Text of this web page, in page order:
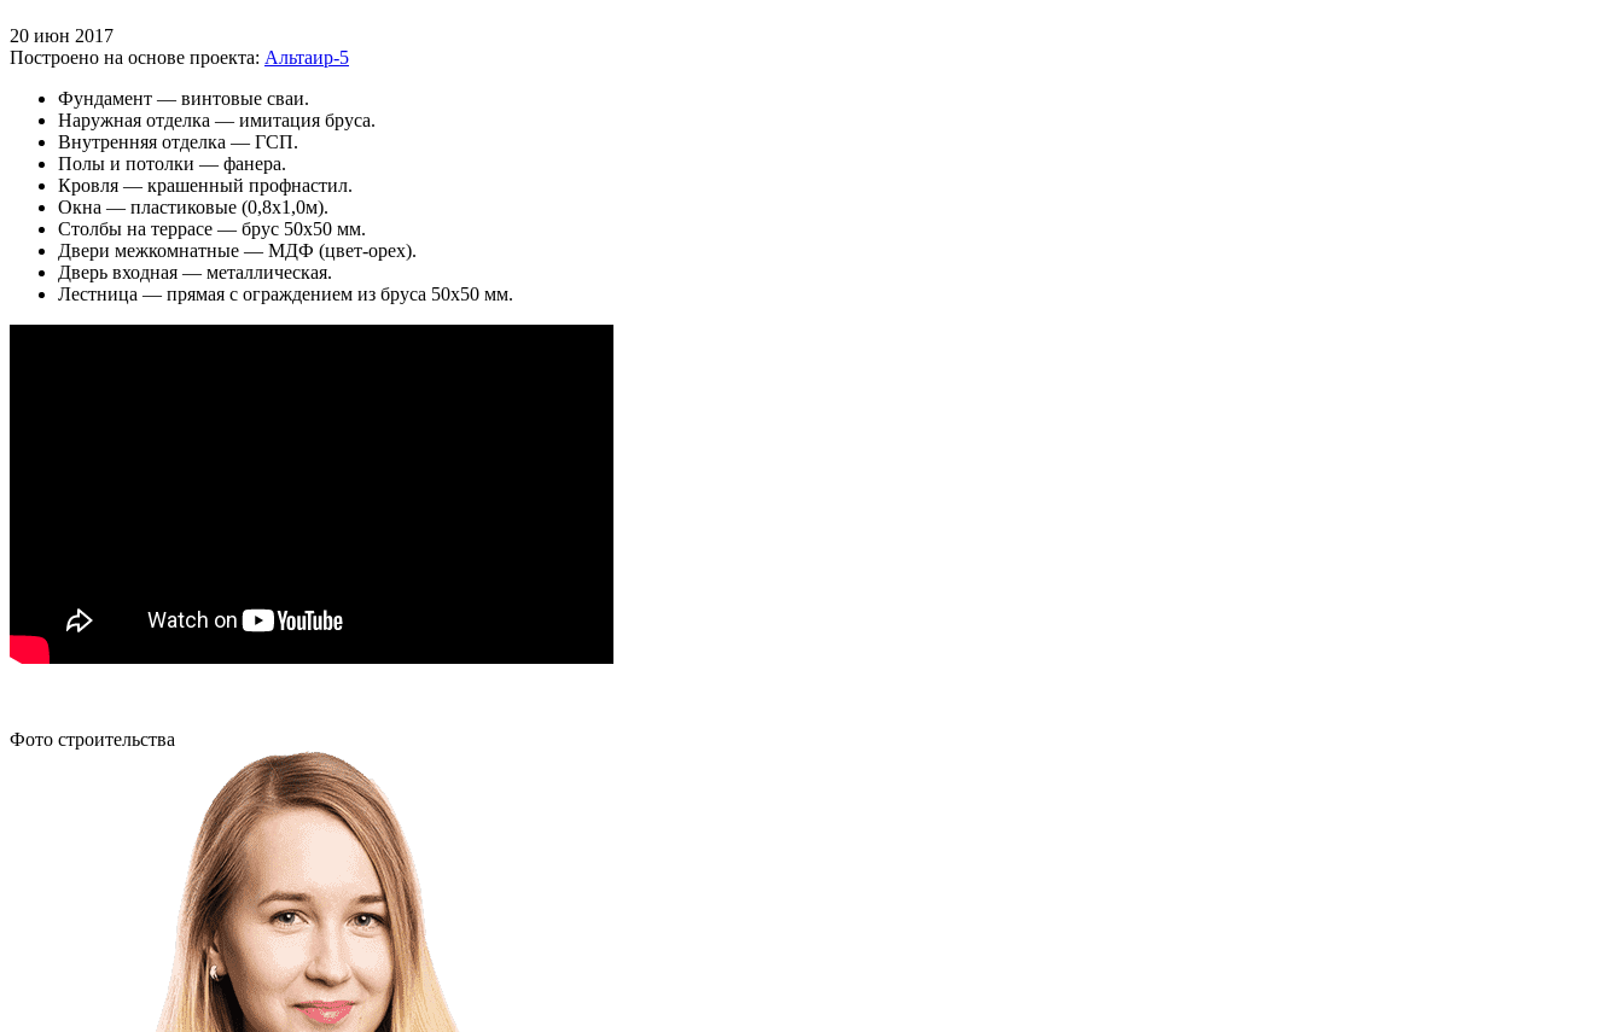
20 июн 2017
Построено на основе проекта: Альтаир-5
Фундамент — винтовые сваи.
Наружная отделка — имитация бруса.
Внутренняя отделка — ГСП.
Полы и потолки — фанера.
Кровля — крашенный профнастил.
Окна — пластиковые (0,8х1,0м).
Столбы на террасе — брус 50х50 мм.
Двери межкомнатные — МДФ (цвет-орех).
Дверь входная — металлическая.
Лестница — прямая с ограждением из бруса 50х50 мм.
Фото строительства